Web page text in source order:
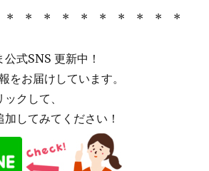
* * * * * * * * * *
式SNS 更新中！
をお届けしています。
クして、
してみてください！